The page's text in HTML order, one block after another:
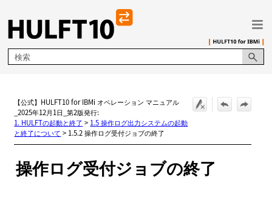
メイン コンテンツにスキップ
【公式】HULFT10 for IBMi オペレーション マニュアル
_2025年12月1日_第2版発行:
1. HULFTの起動と終了 > 1.5 操作ログ出力システムの起動
と終了について > 1.5.2 操作ログ受付ジョブの終了
操作ログ受付ジョブの終了